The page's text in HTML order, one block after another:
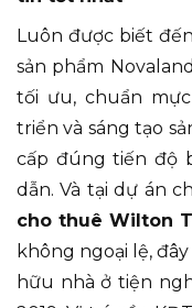
Luôn được biết đến
sản phẩm
tối ưu, chuẩn
triển và sáng tạo
cấp đúng tiến độ
dẫn. Và tại dự án
cho thuê Wilton
không ngoại lệ,
hữu nhà ở tiện